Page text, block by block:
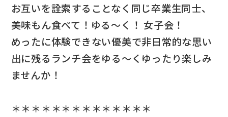
お互いを詮索することなく同じ卒業生同士、
美味もん食べて！ゆる～く！ 女子会！
めったに体験できない優美で非日常的な思い
出に残るランチ会をゆる～くゆったり楽しみ
ませんか！
＊＊＊＊＊＊＊＊＊＊＊＊＊＊